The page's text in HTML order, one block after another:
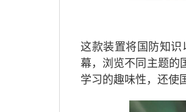
这款装置将国防知
幕，浏览不同主题的
学习的趣味性，还使